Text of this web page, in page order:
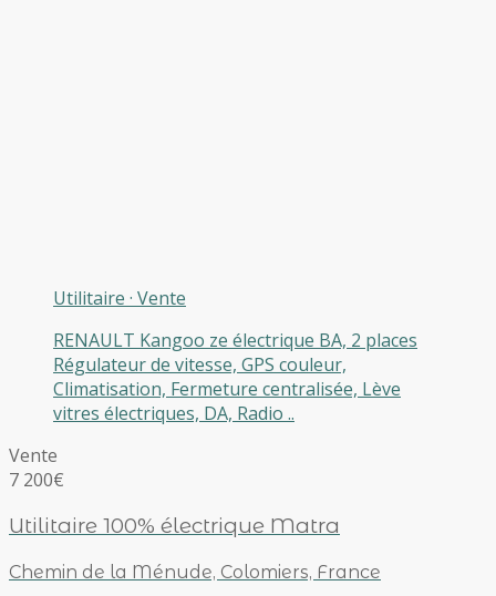
Utilitaire · Vente
RENAULT Kangoo ze électrique BA, 2 places
Régulateur de vitesse, GPS couleur,
Climatisation, Fermeture centralisée, Lève
vitres électriques, DA, Radio ..
Vente
7 200€
Utilitaire 100% électrique Matra
Chemin de la Ménude, Colomiers, France